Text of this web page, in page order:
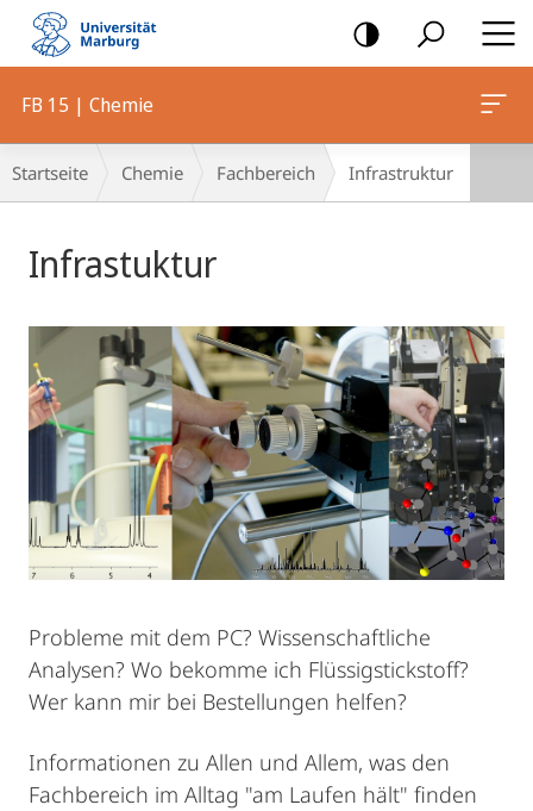
Mobile-
Navigation
FB 15 | Chemie
Breadcrumb-
Navigation
Startseite Chemie Fachbereich Infrastruktur
Infrastuktur
Probleme mit dem PC? Wissenschaftliche
Analysen? Wo bekomme ich Flüssigstickstoff?
Wer kann mir bei Bestellungen helfen?
Informationen zu Allen und Allem, was den
Fachbereich im Alltag "am Laufen hält" finden